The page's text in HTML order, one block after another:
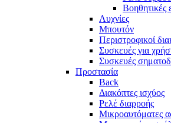
Βοηθητικές
Λυχνίες
Μπουτόν
Περιστροφικοί
Συσκευές για
Συσκευές
Προστασία
Back
Διακόπτες ισχύος
Ρελέ διαρροής
Μικροαυτόματες